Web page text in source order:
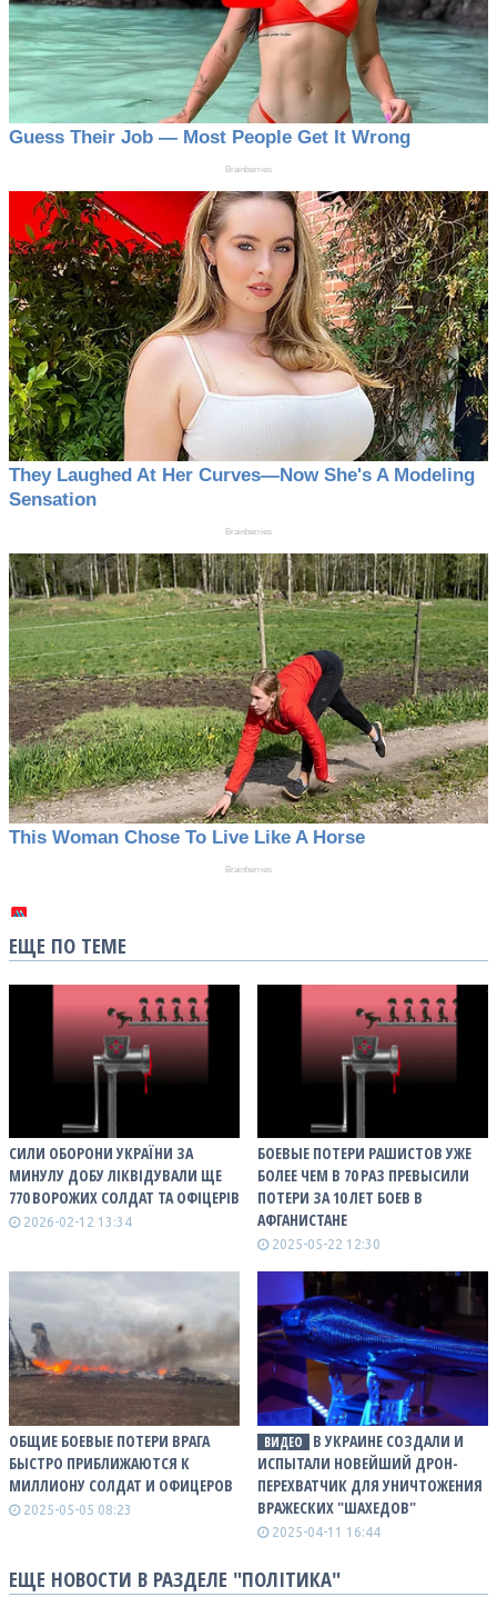
ЕЩЕ ПО ТЕМЕ
СИЛИ ОБОРОНИ УКРАЇНИ ЗА
МИНУЛУ ДОБУ ЛІКВІДУВАЛИ ЩЕ
770 ВОРОЖИХ СОЛДАТ ТА ОФІЦЕРІВ
2026-02-12 13:34
БОЕВЫЕ ПОТЕРИ РАШИСТОВ УЖЕ
БОЛЕЕ ЧЕМ В 70 РАЗ ПРЕВЫСИЛИ
ПОТЕРИ ЗА 10 ЛЕТ БОЕВ В
АФГАНИСТАНЕ
2025-05-22 12:30
ОБЩИЕ БОЕВЫЕ ПОТЕРИ ВРАГА
БЫСТРО ПРИБЛИЖАЮТСЯ К
МИЛЛИОНУ СОЛДАТ И ОФИЦЕРОВ
2025-05-05 08:23
ВИДЕО
В УКРАИНЕ СОЗДАЛИ И
ИСПЫТАЛИ НОВЕЙШИЙ ДРОН-
ПЕРЕХВАТЧИК ДЛЯ УНИЧТОЖЕНИЯ
ВРАЖЕСКИХ "ШАХЕДОВ"
2025-04-11 16:44
ЕЩЕ НОВОСТИ В РАЗДЕЛЕ "ПОЛІТИКА"